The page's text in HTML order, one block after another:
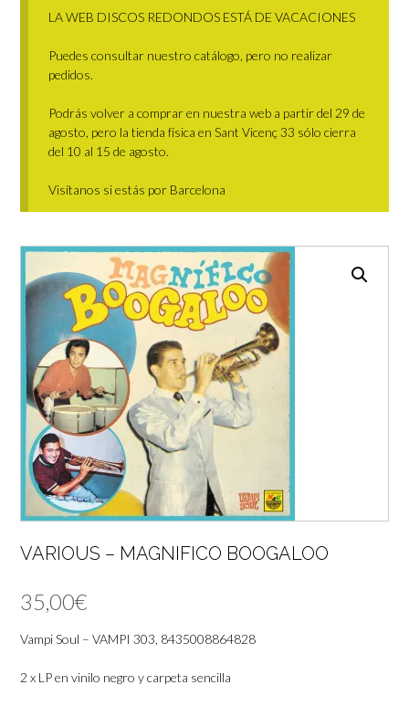
LA WEB DISCOS REDONDOS ESTÁ DE VACACIONES
Puedes consultar nuestro catálogo, pero no realizar
pedidos.
Podrás volver a comprar en nuestra web a partir del 29 de
agosto, pero la tienda física en Sant Vicenç 33 sólo cierra
del 10 al 15 de agosto.
Visítanos si estás por Barcelona
VARIOUS – MAGNIFICO BOOGALOO
35,00€
Vampi Soul – VAMPI 303, 8435008864828
2 x LP en vinilo negro y carpeta sencilla